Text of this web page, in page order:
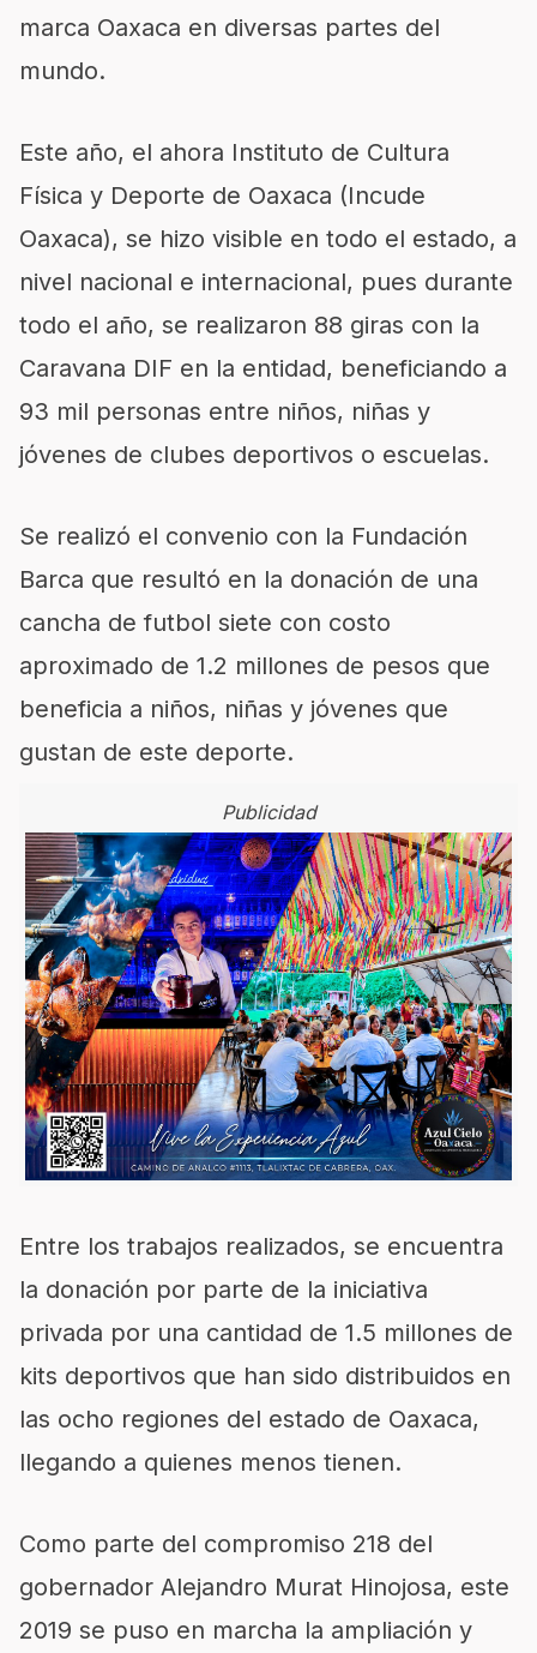
marca Oaxaca en diversas partes del
mundo.
Este año, el ahora Instituto de Cultura
Física y Deporte de Oaxaca (Incude
Oaxaca), se hizo visible en todo el estado, a
nivel nacional e internacional, pues durante
todo el año, se realizaron 88 giras con la
Caravana DIF en la entidad, beneficiando a
93 mil personas entre niños, niñas y
jóvenes de clubes deportivos o escuelas.
Se realizó el convenio con la Fundación
Barca que resultó en la donación de una
cancha de futbol siete con costo
aproximado de 1.2 millones de pesos que
beneficia a niños, niñas y jóvenes que
gustan de este deporte.
Publicidad
Entre los trabajos realizados, se encuentra
la donación por parte de la iniciativa
privada por una cantidad de 1.5 millones de
kits deportivos que han sido distribuidos en
las ocho regiones del estado de Oaxaca,
llegando a quienes menos tienen.
Como parte del compromiso 218 del
gobernador Alejandro Murat Hinojosa, este
2019 se puso en marcha la ampliación y